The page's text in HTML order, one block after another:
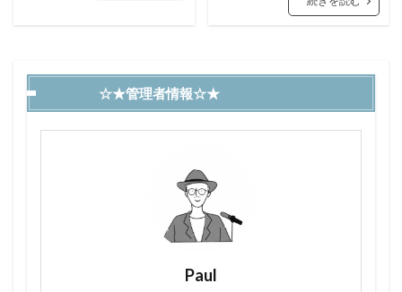
☆★管理者情報☆★
Paul